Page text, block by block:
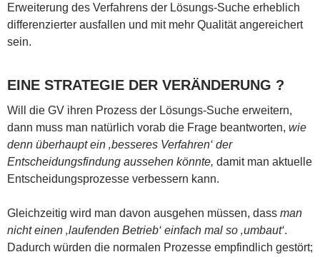
Erweiterung des Verfahrens der Lösungs-Suche erheblich
differenzierter ausfallen und mit mehr Qualität angereichert
sein.
EINE STRATEGIE DER VERÄNDERUNG ?
Will die GV ihren Prozess der Lösungs-Suche erweitern,
dann muss man natürlich vorab die Frage beantworten, wie
denn überhaupt ein ‚besseres Verfahren‘ der
Entscheidungsfindung aussehen könnte, damit man aktuelle
Entscheidungsprozesse verbessern kann.
Gleichzeitig wird man davon ausgehen müssen, dass man
nicht einen ‚laufenden Betrieb‘ einfach mal so ‚umbaut‘.
Dadurch würden die normalen Prozesse empfindlich gestört;